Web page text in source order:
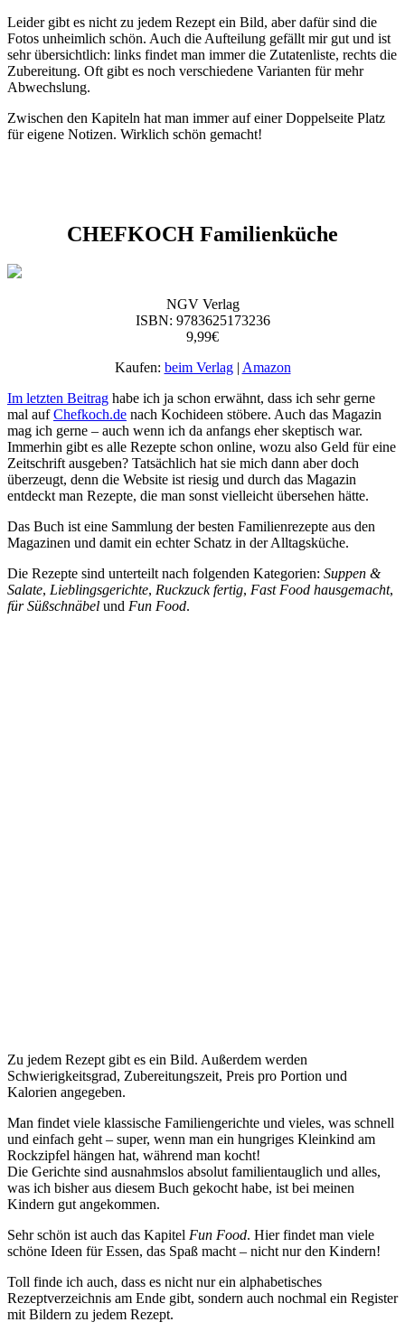
Leider gibt es nicht zu jedem Rezept ein Bild, aber dafür sind die
Fotos unheimlich schön. Auch die Aufteilung gefällt mir gut und ist
sehr übersichtlich: links findet man immer die Zutatenliste, rechts die
Zubereitung. Oft gibt es noch verschiedene Varianten für mehr
Abwechslung.
Zwischen den Kapiteln hat man immer auf einer Doppelseite Platz
für eigene Notizen. Wirklich schön gemacht!
CHEFKOCH Familienküche
NGV Verlag
ISBN: 9783625173236
9,99€
Kaufen: beim Verlag| Amazon
Im letzten Beitrag habe ich ja schon erwähnt, dass ich sehr gerne
mal aufChefkoch.de nach Kochideen stöbere. Auch das Magazin
mag ich gerne – auch wenn ich da anfangs eher skeptisch war.
Immerhin gibt es alle Rezepte schon online, wozu also Geld für eine
Zeitschrift ausgeben? Tatsächlich hat sie mich dann aber doch
überzeugt, denn die Website ist riesig und durch das Magazin
entdeckt man Rezepte, die man sonst vielleicht übersehen hätte.
Das Buch ist eine Sammlung der besten Familienrezepte aus den
Magazinen und damit ein echter Schatz in der Alltagsküche.
Die Rezepte sind unterteilt nach folgenden Kategorien: Suppen &
Salate, Lieblingsgerichte, Ruckzuck fertig, Fast Food hausgemacht,
für Süßschnäbel und Fun Food.
Zu jedem Rezept gibt es ein Bild. Außerdem werden
Schwierigkeitsgrad, Zubereitungszeit, Preis pro Portion und
Kalorien angegeben.
Man findet viele klassische Familiengerichte und vieles, was schnell
und einfach geht – super, wenn man ein hungriges Kleinkind am
Rockzipfel hängen hat, während man kocht!
Die Gerichte sind ausnahmslos absolut familientauglich und alles,
was ich bisher aus diesem Buch gekocht habe, ist bei meinen
Kindern gut angekommen.
Sehr schön ist auch das Kapitel Fun Food. Hier findet man viele
schöne Ideen für Essen, das Spaß macht – nicht nur den Kindern!
Toll finde ich auch, dass es nicht nur ein alphabetisches
Rezeptverzeichnis am Ende gibt, sondern auch nochmal ein Register
mit Bildern zu jedem Rezept.